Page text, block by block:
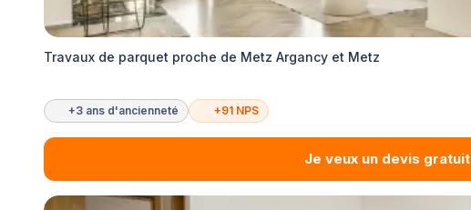
Travaux de parquet proche de Metz Argancy et Metz
+3 ans d'ancienneté +91 NPS
Je veux un devis gratuit